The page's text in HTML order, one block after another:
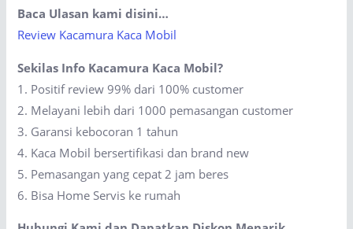
Baca Ulasan kami disini…
Review Kacamura Kaca Mobil
Sekilas Info Kacamura Kaca Mobil?
1. Positif review 99% dari 100% customer
2. Melayani lebih dari 1000 pemasangan customer
3. Garansi kebocoran 1 tahun
4. Kaca Mobil bersertifikasi dan brand new
5. Pemasangan yang cepat 2 jam beres
6. Bisa Home Servis ke rumah